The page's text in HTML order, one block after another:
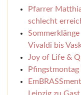
Pfarrer
schlecht
Vivaldi bis
Joy of Life &